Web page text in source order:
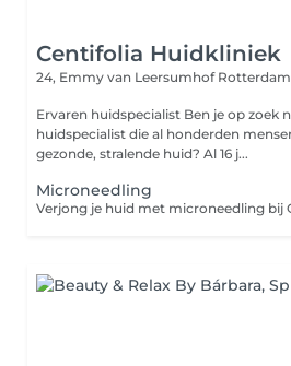
Centifolia Huidkliniek
24, Emmy van Leersumhof Rotterdam
Ervaren huidspecialist Ben je op zoek naar een ervaren
huidspecialist die al honderden
gezonde, stralende huid? Al 16 j...
Microneedling